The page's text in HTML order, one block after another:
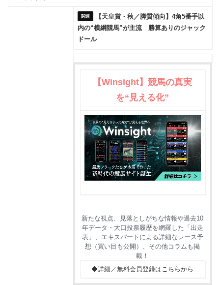
【天皇賞・秋／脚質傾向】4角5番手以
内の“横綱競馬”が主流 勝算ありのジャック
ドール
【Winsight】競馬の真実
を“見える化”
新たな視点、見落としがちな情報や過去10
年データ・大口投票履歴を網羅した「出走
表」、エキスパートによる詳細なレース予
想（買い目も公開）、その他コラムも掲
載！
◆詳細／無料会員登録はこちらから